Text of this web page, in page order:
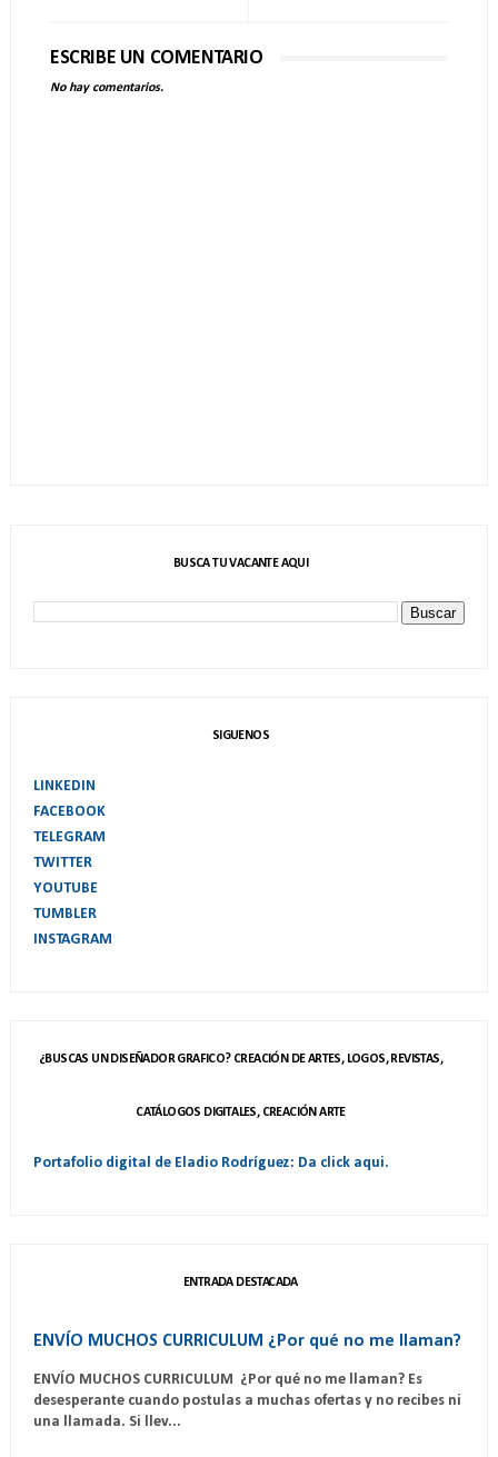
ESCRIBE UN COMENTARIO
No hay comentarios.
BUSCA TU VACANTE AQUI
SIGUENOS
LINKEDIN
FACEBOOK
TELEGRAM
TWITTER
YOUTUBE
TUMBLER
INSTAGRAM
¿BUSCAS UN DISEÑADOR GRAFICO? CREACIÓN DE ARTES, LOGOS, REVISTAS,
CATÁLOGOS DIGITALES, CREACIÓN ARTE
Portafolio digital de Eladio Rodríguez: Da click aqui.
ENTRADA DESTACADA
ENVÍO MUCHOS CURRICULUM ¿Por qué no me llaman?
ENVÍO MUCHOS CURRICULUM ¿Por qué no me llaman? Es
desesperante cuando postulas a muchas ofertas y no recibes ni
una llamada. Si llev...